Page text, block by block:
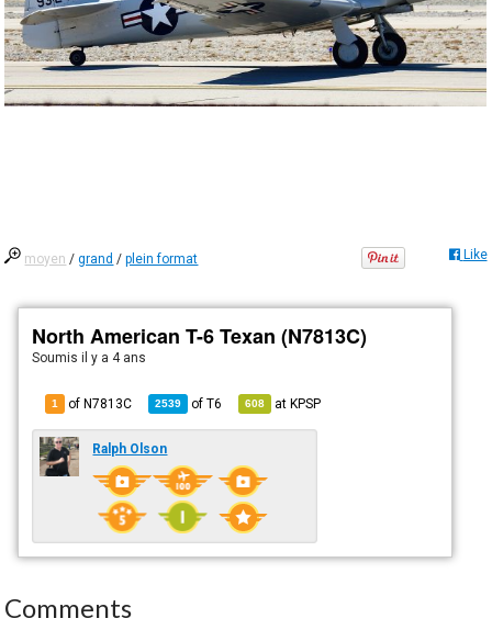
moyen /grand /plein format Like
North American T-6 Texan (N7813C)
Soumisil y a 4 ans
1 of N7813C 2539 ofT6 608 atKPSP
Ralph Olson
Comments